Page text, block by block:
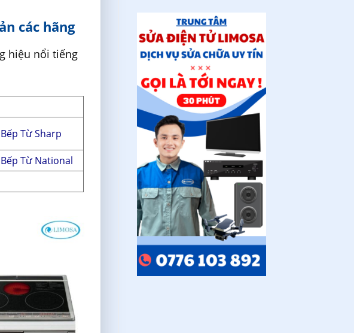
các hãng
hiệu nổi tiếng
Từ Sharp
Từ National